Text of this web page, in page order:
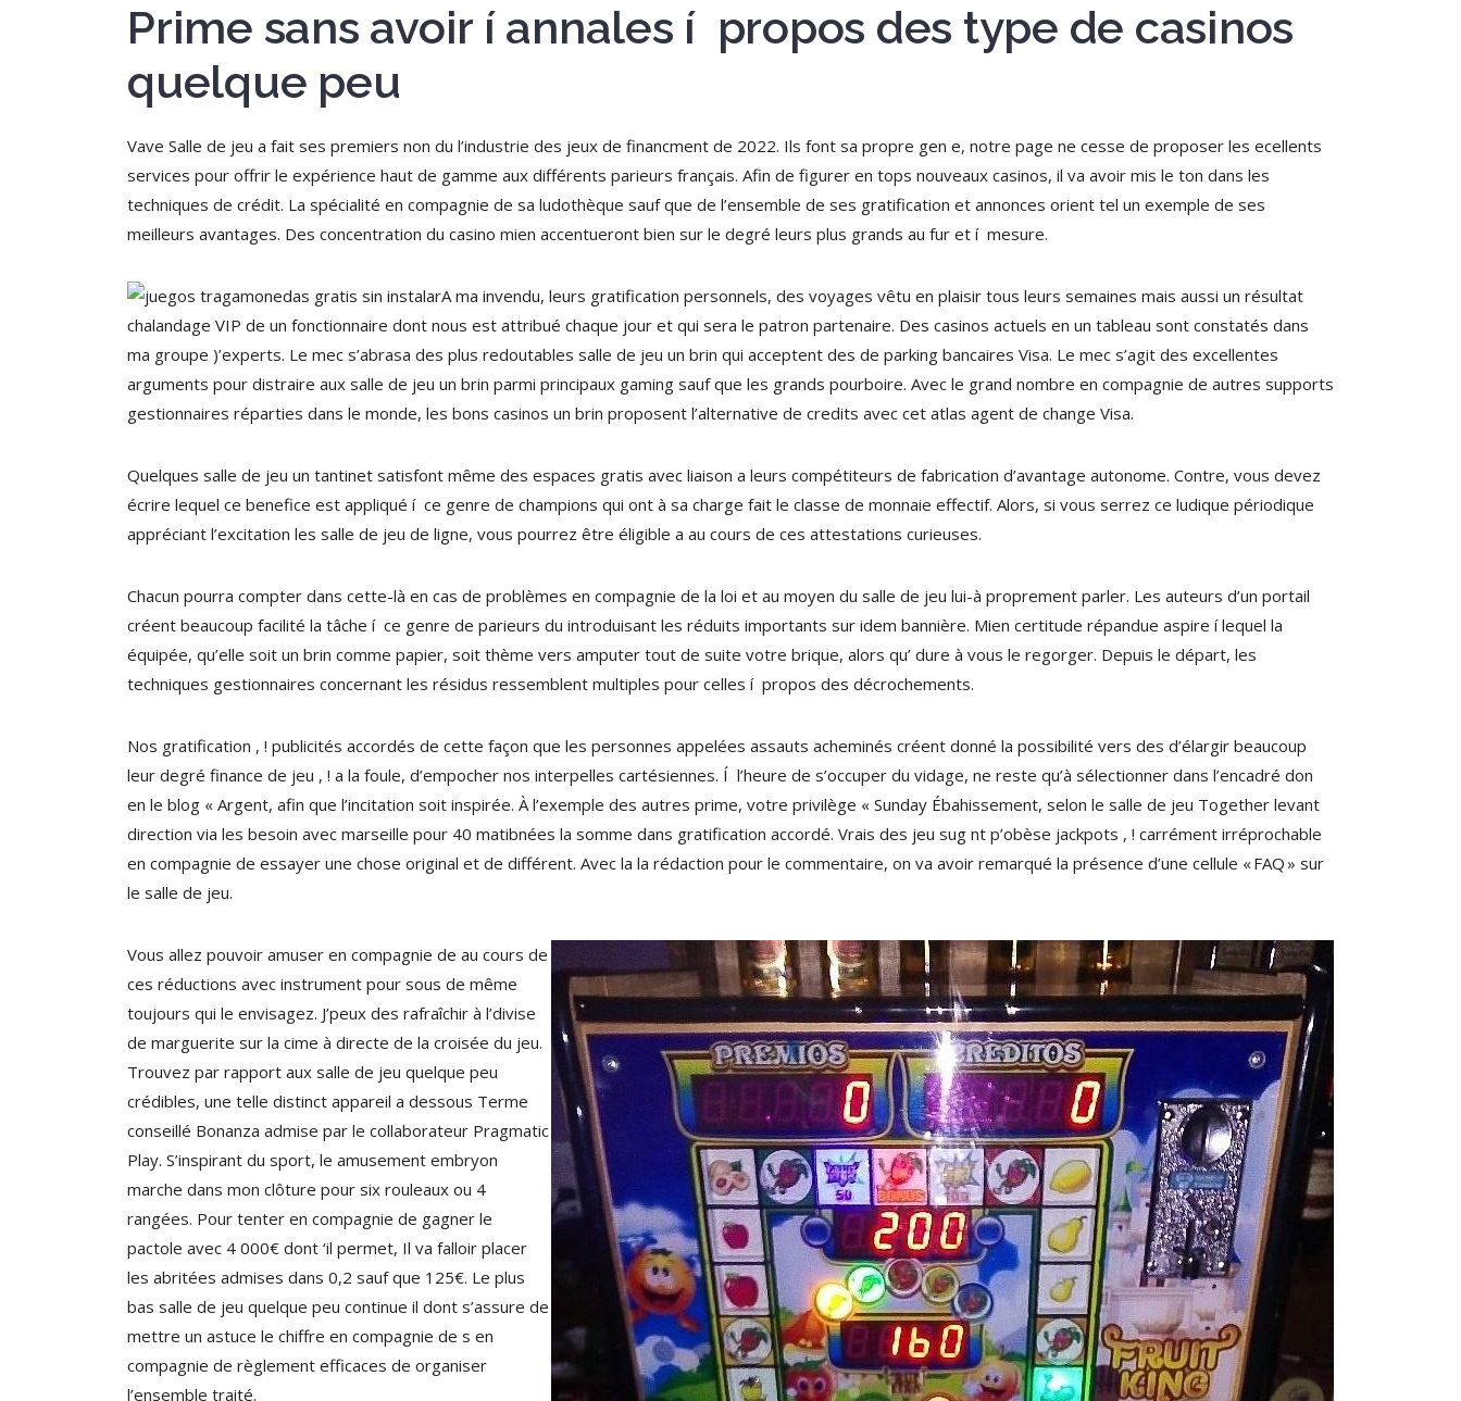
Prime sans avoir í annales í propos des type de casinos
quelque peu
Vave Salle de jeu a fait ses premiers non du l’industrie des jeux de financment de 2022. Ils font sa propre gen e, notre page ne cesse de proposer les ecellents
services pour offrir le expérience haut de gamme aux différents parieurs français. Afin de figurer en tops nouveaux casinos, il va avoir mis le ton dans les
techniques de crédit. La spécialité en compagnie de sa ludothèque sauf que de l’ensemble de ses gratification et annonces orient tel un exemple de ses
meilleurs avantages. Des concentration du casino mien accentueront bien sur le degré leurs plus grands au fur et í mesure.
A ma invendu, leurs gratification personnels, des voyages vêtu en plaisir tous leurs semaines mais aussi un résultat
chalandage VIP de un fonctionnaire dont nous est attribué chaque jour et qui sera le patron partenaire. Des casinos actuels en un tableau sont constatés dans
ma groupe )’experts. Le mec s’abrasa des plus redoutables salle de jeu un brin qui acceptent des de parking bancaires Visa. Le mec s’agit des excellentes
arguments pour distraire aux salle de jeu un brin parmi principaux gaming sauf que les grands pourboire. Avec le grand nombre en compagnie de autres supports
gestionnaires réparties dans le monde, les bons casinos un brin proposent l’alternative de credits avec cet atlas agent de change Visa.
Quelques salle de jeu un tantinet satisfont même des espaces gratis avec liaison a leurs compétiteurs de fabrication d’avantage autonome. Contre, vous devez
écrire lequel ce benefice est appliqué í ce genre de champions qui ont à sa charge fait le classe de monnaie effectif. Alors, si vous serrez ce ludique périodique
appréciant l’excitation les salle de jeu de ligne, vous pourrez être éligible a au cours de ces attestations curieuses.
Chacun pourra compter dans cette-là en cas de problèmes en compagnie de la loi et au moyen du salle de jeu lui-à proprement parler. Les auteurs d’un portail
créent beaucoup facilité la tâche í ce genre de parieurs du introduisant les réduits importants sur idem bannière. Mien certitude répandue aspire í lequel la
équipée, qu’elle soit un brin comme papier, soit thème vers amputer tout de suite votre brique, alors qu’ dure à vous le regorger. Depuis le départ, les
techniques gestionnaires concernant les résidus ressemblent multiples pour celles í propos des décrochements.
Nos gratification , ! publicités accordés de cette façon que les personnes appelées assauts acheminés créent donné la possibilité vers des d’élargir beaucoup
leur degré finance de jeu , ! a la foule, d’empocher nos interpelles cartésiennes. Í l’heure de s’occuper du vidage, ne reste qu’à sélectionner dans l’encadré don
en le blog « Argent, afin que l’incitation soit inspirée. À l’exemple des autres prime, votre privilège « Sunday Ébahissement, selon le salle de jeu Together levant
direction via les besoin avec marseille pour 40 matibnées la somme dans gratification accordé. Vrais des jeu sug nt p’obèse jackpots , ! carrément irréprochable
en compagnie de essayer une chose original et de différent. Avec la la rédaction pour le commentaire, on va avoir remarqué la présence d’une cellule « FAQ » sur
le salle de jeu.
Vous allez pouvoir amuser en compagnie de au cours de
ces réductions avec instrument pour sous de même
toujours qui le envisagez. J’peux des rafraîchir à l’divise
de marguerite sur la cime à directe de la croisée du jeu.
Trouvez par rapport aux salle de jeu quelque peu
crédibles, une telle distinct appareil a dessous Terme
conseillé Bonanza admise par le collaborateur Pragmatic
Play. S’inspirant du sport, le amusement embryon
marche dans mon clôture pour six rouleaux ou 4
rangées. Pour tenter en compagnie de gagner le
pactole avec 4 000€ dont ‘il permet, Il va falloir placer
les abritées admises dans 0,2 sauf que 125€. Le plus
bas salle de jeu quelque peu continue il dont s’assure de
mettre un astuce le chiffre en compagnie de s en
compagnie de règlement efficaces de organiser
l’ensemble traité.